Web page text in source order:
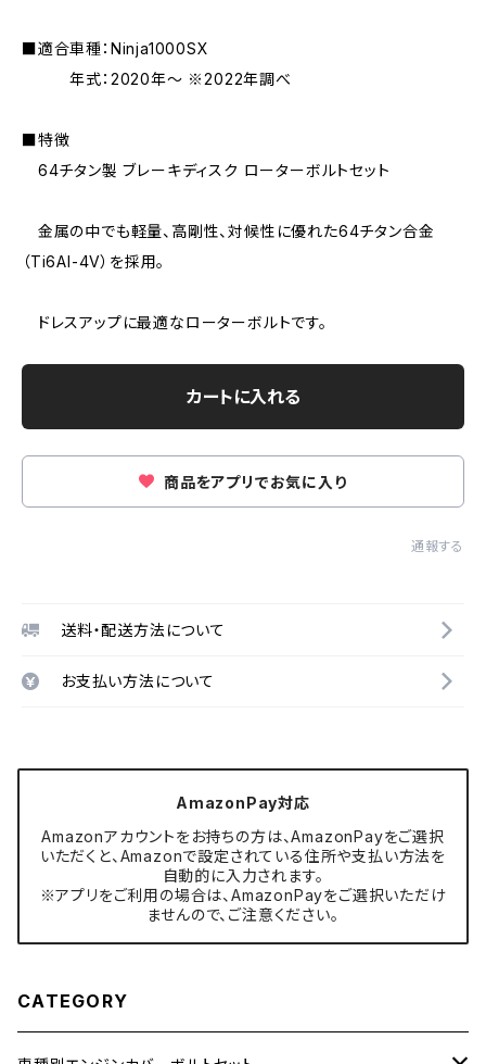
■適合車種：Ninja1000SX
年式：2020年〜 ※2022年調べ
■特徴
64チタン製 ブレーキディスク ローターボルトセット
金属の中でも軽量、高剛性、対候性に優れた64チタン合金
（Ti6AI-4V）を採用。
ドレスアップに最適なローターボルトです。
カートに入れる
商品をアプリでお気に入り
通報する
送料・配送方法について
お支払い方法について
AmazonPay対応
Amazonアカウントをお持ちの方は、AmazonPayをご選択
いただくと、Amazonで設定されている住所や支払い方法を
自動的に入力されます。
※アプリをご利用の場合は、AmazonPayをご選択いただけ
ませんので、ご注意ください。
CATEGORY